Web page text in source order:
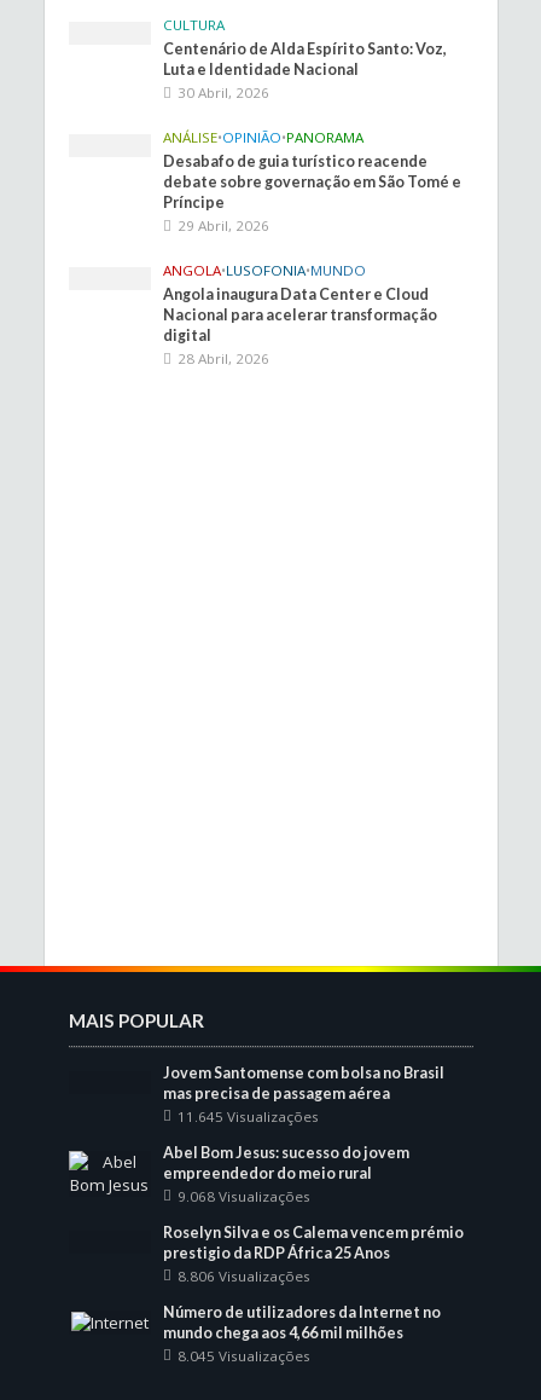
CULTURA
Centenário de Alda Espírito Santo: Voz,
Luta e Identidade Nacional
30 Abril, 2026
ANÁLISE•OPINIÃO•PANORAMA
Desabafo de guia turístico reacende
debate sobre governação em São Tomé e
Príncipe
29 Abril, 2026
ANGOLA•LUSOFONIA•MUNDO
Angola inaugura Data Center e Cloud
Nacional para acelerar transformação
digital
28 Abril, 2026
MAIS POPULAR
Jovem Santomense com bolsa no Brasil
mas precisa de passagem aérea
11.645 Visualizações
Abel Bom Jesus: sucesso do jovem
empreendedor do meio rural
9.068 Visualizações
Roselyn Silva e os Calema vencem prémio
prestigio da RDP África 25 Anos
8.806 Visualizações
Número de utilizadores da Internet no
mundo chega aos 4,66 mil milhões
8.045 Visualizações